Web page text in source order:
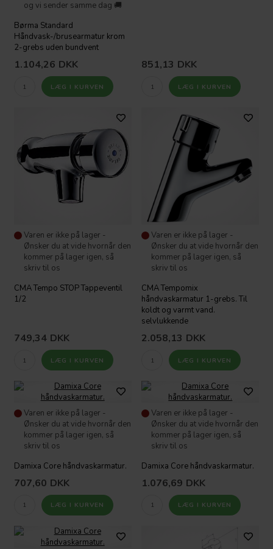
og vi sender samme dag 🚚
Børma Standard
Håndvask-/brusearmatur krom
2-grebs uden bundvent
1.104,26 DKK 851,13 DKK
Varen er ikke på lager -
Ønsker du at vide hvornår den
kommer på lager igen, så
skriv til os
CMA Tempo STOP Tappeventil
1/2
749,34 DKK
Varen er ikke på lager -
Ønsker du at vide hvornår den
kommer på lager igen, så
skriv til os
CMA Tempomix
håndvaskarmatur 1-grebs. Til
koldt og varmt vand.
selvlukkende
2.058,13 DKK
Varen er ikke på lager -
Ønsker du at vide hvornår den
kommer på lager igen, så
skriv til os
Damixa Core håndvaskarmatur.
707,60 DKK
Varen er ikke på lager -
Ønsker du at vide hvornår den
kommer på lager igen, så
skriv til os
Damixa Core håndvaskarmatur.
1.076,69 DKK